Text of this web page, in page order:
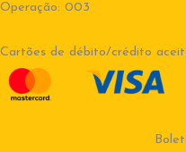
Operação: 003
Cartões de débito/crédito